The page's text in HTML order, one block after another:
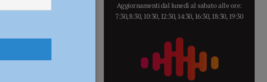
Aggiornamenti dal lunedì al sabato alle ore:
7:30, 8:30, 10:30, 12:30, 14:30, 16:30, 18:30, 19:30